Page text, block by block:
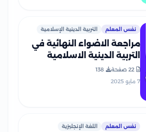
نفس المعلم التربية الدينية الإسلامية
مراجعة الاضواء النهائية في
التربية الدينية الاسلامية
للصف الأول الثانوي الترم
الثاني 2025 PDF بالاجابات
22 صفحة
138
7 مايو 2025
نفس المعلم اللغة الإنجليزية